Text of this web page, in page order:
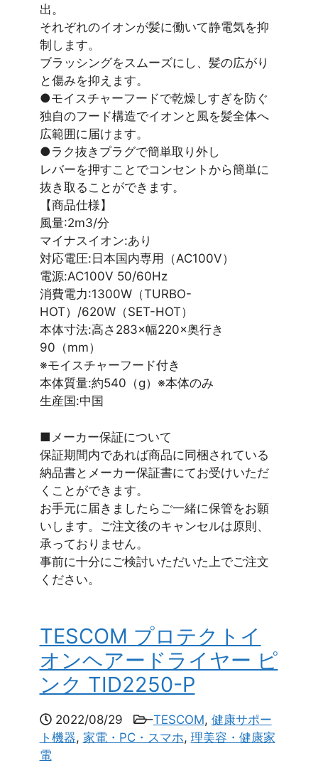
出。
それぞれのイオンが髪に働いて静電気を抑
制します。
ブラッシングをスムーズにし、髪の広がり
と傷みを抑えます。
●モイスチャーフードで乾燥しすぎを防ぐ
独自のフード構造でイオンと風を髪全体へ
広範囲に届けます。
●ラク抜きプラグで簡単取り外し
レバーを押すことでコンセントから簡単に
抜き取ることができます。
【商品仕様】
風量:2m3/分
マイナスイオン:あり
対応電圧:日本国内専用（AC100V）
電源:AC100V 50/60Hz
消費電力:1300W（TURBO-
HOT）/620W（SET-HOT）
本体寸法:高さ283×幅220×奥行き
90（mm）
※モイスチャーフード付き
本体質量:約540（g）※本体のみ
生産国:中国
■メーカー保証について
保証期間内であれば商品に同梱されている
納品書とメーカー保証書にてお受けいただ
くことができます。
お手元に届きましたらご一緒に保管をお願
いします。ご注文後のキャンセルは原則、
承っておりません。
事前に十分にご検討いただいた上でご注文
ください。
TESCOM プロテクトイ
オンヘアードライヤー ピ
ンク TID2250-P
2022/08/29 –TESCOM, 健康サポー
ト機器, 家電・PC・スマホ, 理美容・健康家
電